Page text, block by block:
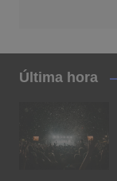
Última hora